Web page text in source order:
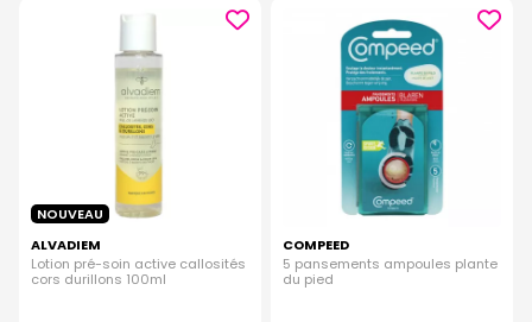
NOUVEAU
ALVADIEM
Lotion pré-soin active callosités
cors durillons 100ml
COMPEED
5 pansements ampoules plante
du pied